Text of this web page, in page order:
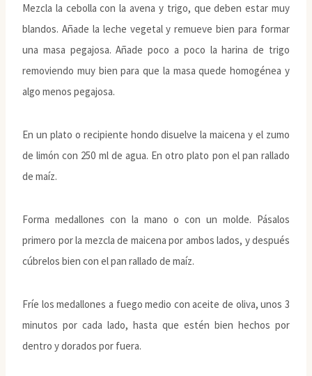
Mezcla la cebolla con la avena y trigo, que deben estar muy
blandos. Añade la leche vegetal y remueve bien para formar
una masa pegajosa. Añade poco a poco la harina de trigo
removiendo muy bien para que la masa quede homogénea y
algo menos pegajosa.
En un plato o recipiente hondo disuelve la maicena y el zumo
de limón con 250 ml de agua. En otro plato pon el pan rallado
de maíz.
Forma medallones con la mano o con un molde. Pásalos
primero por la mezcla de maicena por ambos lados, y después
cúbrelos bien con el pan rallado de maíz.
Fríe los medallones a fuego medio con aceite de oliva, unos 3
minutos por cada lado, hasta que estén bien hechos por
dentro y dorados por fuera.